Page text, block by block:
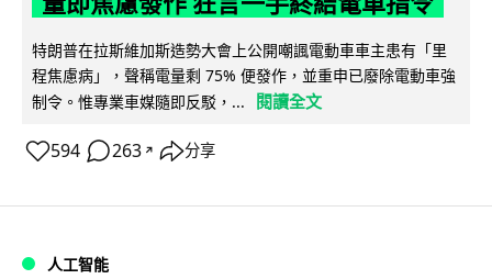
特朗普在拉斯維加斯造勢大會上公開嘲諷電動車車主患有「里
程焦慮病」，聲稱電量剩 75% 便發作，並重申已廢除電動車強
制令。惟專業車媒隨即反駁，...
閱讀全文
594 263 ↗ 分享
人工智能